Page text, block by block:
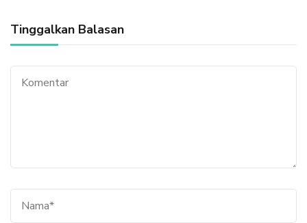
Tinggalkan Balasan